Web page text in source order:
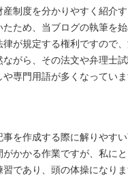
産制度を分かりやすく紹介
ため、当ブログの執筆を
が規定する権利ですので
がら、その法文や弁理士試
専門用語が多くなっていま
を作成する際に解りやす
かかる作業ですが、私に
であり、頭の体操になりま